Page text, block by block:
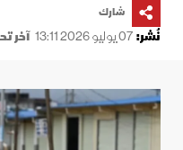
شارك
نُشر:07 يوليو 2026 13:11 آخر